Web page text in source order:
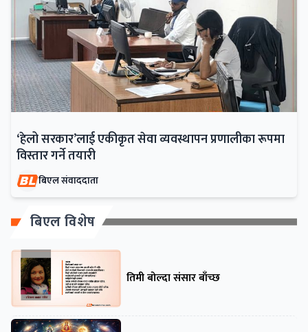
‘हेलो सरकार’लाई एकीकृत सेवा व्यवस्थापन प्रणालीका रूपमा
विस्तार गर्ने तयारी
बिएल संवाददाता
बिएल विशेष
तिमी बोल्दा संसार बाँच्छ